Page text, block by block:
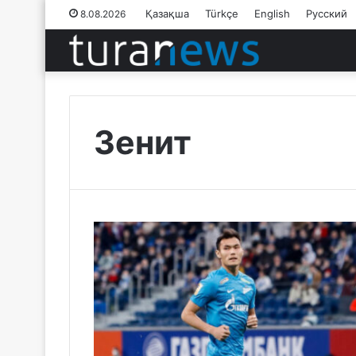
8.08.2026 Қазақша Türkçe English Русский
Зенит